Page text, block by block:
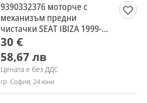
9390332376 моторче с
механизъм предни
чистачки SEAT IBIZA 1999-
2001
30 €
58,67 лв
Цената е без ДДС
гр. София, 24 юни